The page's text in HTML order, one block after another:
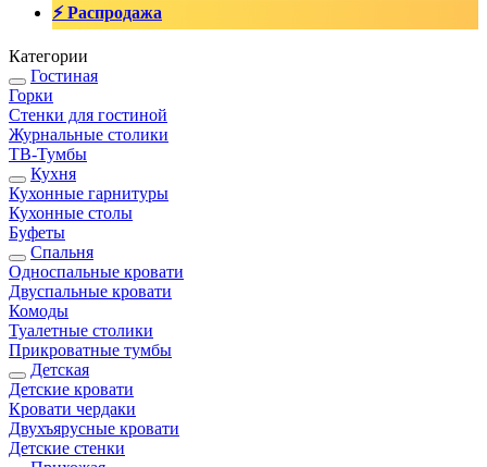
⚡ Распродажа
Категории
Гостиная
Горки
Стенки для гостиной
Журнальные столики
TВ-Тумбы
Кухня
Кухонные гарнитуры
Кухонные столы
Буфеты
Спальня
Односпальные кровати
Двуспальные кровати
Комоды
Туалетные столики
Прикроватные тумбы
Детская
Детские кровати
Кровати чердаки
Двухъярусные кровати
Детские стенки